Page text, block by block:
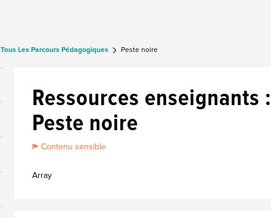
Tous Les Parcours Pédagogiques Peste noire
Ressources enseignants :
Peste noire
Contenu sensible
Array